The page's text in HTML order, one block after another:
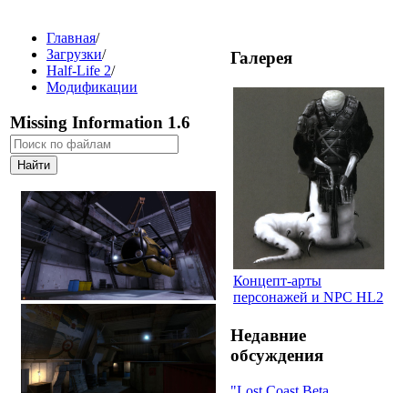
Главная/
Загрузки/
Half-Life 2/
Модификации
Missing Information 1.6
Галерея
Концепт-арты
персонажей и NPC HL2
Недавние
обсуждения